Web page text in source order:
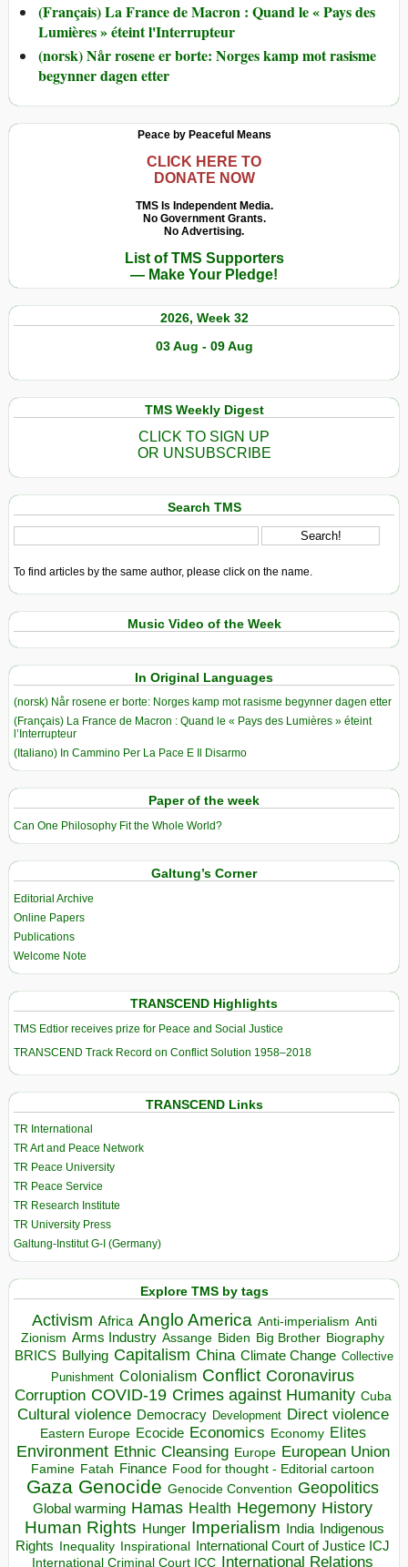
(Français) La France de Macron : Quand le « Pays des
Lumières » éteint l'Interrupteur
(norsk) Når rosene er borte: Norges kamp mot rasisme
begynner dagen etter
Peace by Peaceful Means
CLICK HERE TO
DONATE NOW
TMS Is Independent Media.
No Government Grants.
No Advertising.
List of TMS Supporters
— Make Your Pledge!
2026, Week 32
03 Aug - 09 Aug
TMS Weekly Digest
CLICK TO SIGN UP
OR UNSUBSCRIBE
Search TMS
To find articles by the same author, please click on the name.
Music Video of the Week
In Original Languages
(norsk) Når rosene er borte: Norges kamp mot rasisme begynner dagen etter
(Français) La France de Macron : Quand le « Pays des Lumières » éteint
l’Interrupteur
(Italiano) In Cammino Per La Pace E Il Disarmo
Paper of the week
Can One Philosophy Fit the Whole World?
Galtung’s Corner
Editorial Archive
Online Papers
Publications
Welcome Note
TRANSCEND Highlights
TMS Edtior receives prize for Peace and Social Justice
TRANSCEND Track Record on Conflict Solution 1958–2018
TRANSCEND Links
TR International
TR Art and Peace Network
TR Peace University
TR Peace Service
TR Research Institute
TR University Press
Galtung-Institut G-I (Germany)
Explore TMS by tags
Activism Africa Anglo America Anti-imperialism Anti
Zionism Arms Industry Assange Biden Big Brother Biography
BRICS Bullying Capitalism China Climate Change Collective
Punishment Colonialism Conflict Coronavirus
Corruption COVID-19 Crimes against Humanity Cuba
Cultural violence Democracy Development Direct violence
Eastern Europe Ecocide Economics Economy Elites
Environment Ethnic Cleansing Europe European Union
Famine Fatah Finance Food for thought - Editorial cartoon
Gaza Genocide Genocide Convention Geopolitics
Global warming Hamas Health Hegemony History
Human Rights Hunger Imperialism India Indigenous
Rights
Inequality Inspirational
International Court of Justice ICJ
International Criminal Court ICC International Relations